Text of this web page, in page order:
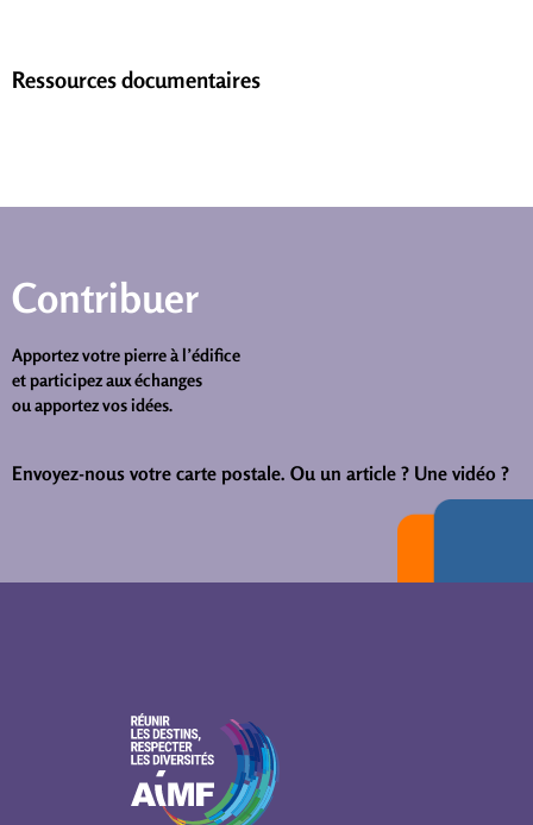
Ressources documentaires
Contribuer
Apportez votre pierre à l’édifice
et participez aux échanges
ou apportez vos idées.
Envoyez-nous votre carte postale. Ou un article ? Une vidéo ?